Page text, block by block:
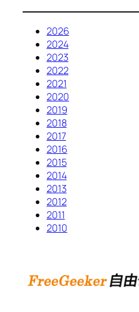
2026
2024
2023
2022
2021
2020
2019
2018
2017
2016
2015
2014
2013
2012
2011
2010